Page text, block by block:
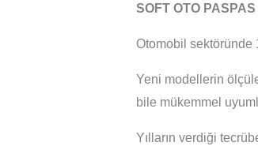
SOFT OTO PASPAS
Otomobil sektöründe
Yeni modellerin
bile mükemmel
Yılların verdiği